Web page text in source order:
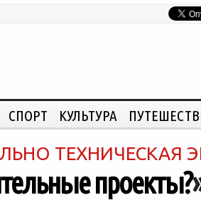
СПОРТ КУЛЬТУРА
ТЕХНИЧЕСКАЯ
проекты?